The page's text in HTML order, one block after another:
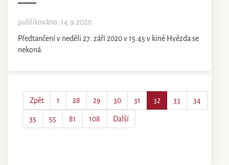
publikováno: 14.9.2020
Předtančení v neděli 27. září 2020 v 15:45 v kině Hvězda se
nekoná.
Zpět 1 28 29 30 31 32 33 34
35 55 81 108 Další